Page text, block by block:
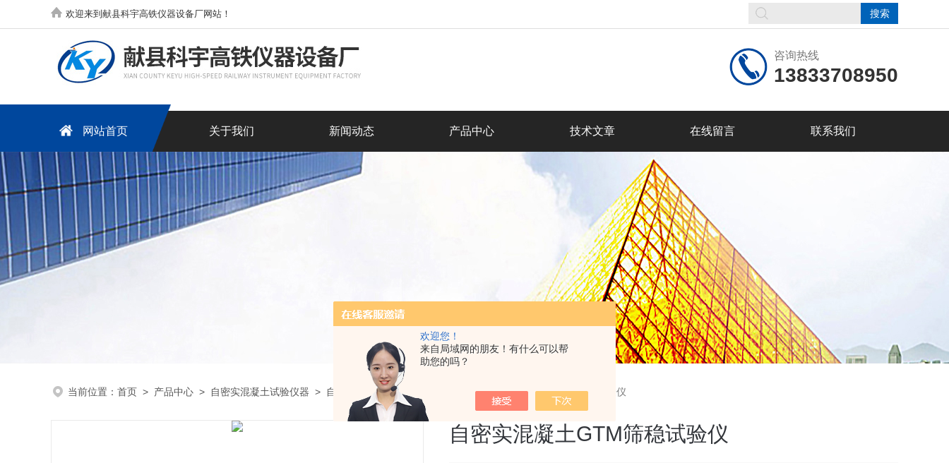
欢迎您！
来自局域网的朋友！有什么可以帮
助您的吗？
欢迎来到献县科宇高铁仪器设备厂网站！
咨询热线
13833708950
网站首页 关于我们 新闻动态 产品中心 技术文章 在线留言 联系我们
当前位置： 首页 > 产品中心 > 自密实混凝土试验仪器 > 自密实混凝土GTM筛测定仪 ZMS-5自密实混凝土GTM筛稳试验仪
自密实混凝土GTM筛稳试验仪